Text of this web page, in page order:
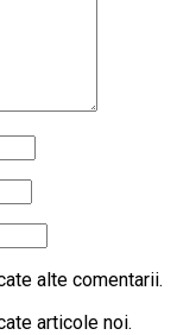
alte comentarii.
articole noi.